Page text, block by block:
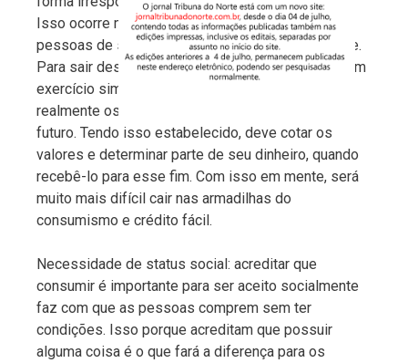
Isso ocorre muito pela falta de capacidade das
pessoas de sonharem, vivendo apenas o presente.
Para sair deste problema, é recomendável fazer um
exercício simples, refletir sobre quais são
realmente os seus sonhos, o que se quer para o
futuro. Tendo isso estabelecido, deve cotar os
valores e determinar parte de seu dinheiro, quando
recebê-lo para esse fim. Com isso em mente, será
muito mais difícil cair nas armadilhas do
consumismo e crédito fácil.
Necessidade de status social: acreditar que
consumir é importante para ser aceito socialmente
faz com que as pessoas comprem sem ter
condições. Isso porque acreditam que possuir
alguma coisa é o que fará a diferença para os